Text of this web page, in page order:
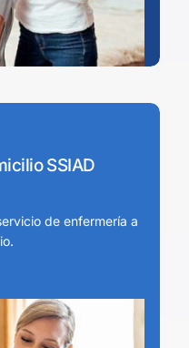
SSIAD
de enfermería a